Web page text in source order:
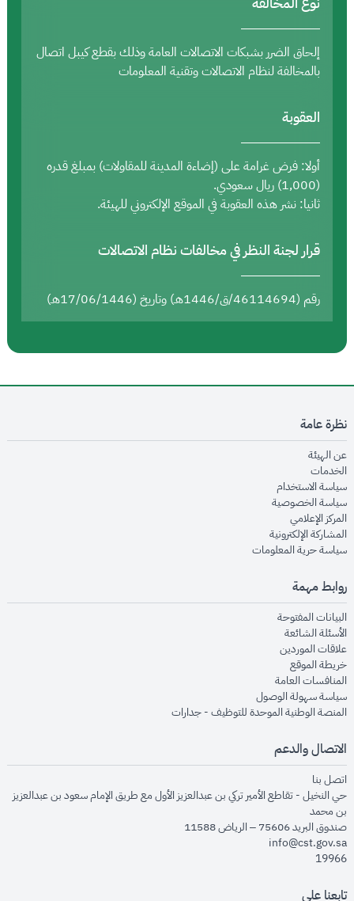
إلحاق الضرر بشبكات الاتصالات العامة وذلك بقطع كيبل اتصال
بالمخالفة لنظام الاتصالات وتقنية المعلومات
العقوبة
أولا: فرض غرامة على (إضاءة المدينة للمقاولات) بمبلغ قدره
(1,000) ريال سعودي.
ثانيا: نشر هذه العقوبة في الموقع الإلكتروني للهيئة.
قرار لجنة النظر في مخالفات نظام الاتصالات
رقم (46114694/ق/1446هـ) وتاريخ (17/06/1446هـ)
نظرة عامة
عن الهيئةopens in new window
الخدماتopens in new window
سياسة الاستخدام
سياسة الخصوصيةopens in new window
المركز الإعلاميopens in new window
المشاركة الإلكترونيةopens in new window
سياسة حرية المعلوماتopens in new window
روابط مهمة
البيانات المفتوحةopens in new window
الأسئلة الشائعةopens in new window
علاقات الموردينopens in new window
خريطة الموقعopens in new window
المنافسات العامةopens in new window
سياسة سهولة الوصولopens in new window
المنصة الوطنية الموحدة للتوظيف - جداراتopens in new window
الاتصال والدعم
اتصل بنا
حي النخيل - تقاطع الأمير تركي بن عبدالعزيز الأول مع طريق الإمام سعود بن عبدالعزيز
بن محمد
صندوق البريد 75606 – الرياض 11588
info@cst.gov.sa
19966
تابعنا على